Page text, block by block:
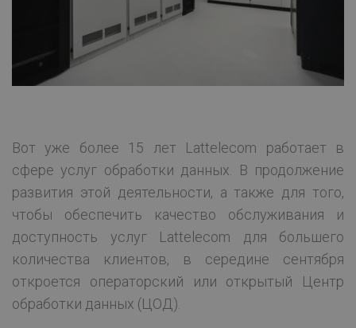
Вот уже более 15 лет Lattelecom работает в
сфере услуг обработки данных. В продолжение
развития этой деятельности, а также для того,
чтобы обеспечить качество обслуживания и
доступность услуг Lattelecom для большего
количества клиентов, в середине сентября
откроется операторский или открытый Центр
обработки данных (ЦОД).